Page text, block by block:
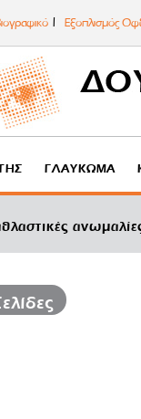
Εξοπλισμός
ΓΛΑΎΚΩΜΑ